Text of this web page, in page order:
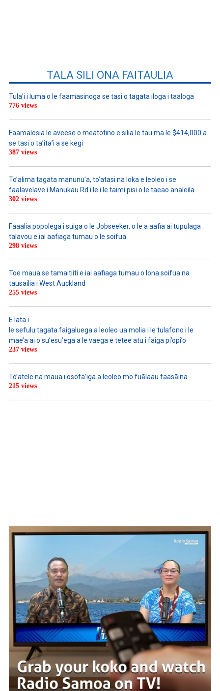
TALA SILI ONA FAITAULIA
Tula’i i luma o le faamasinoga se tasi o tagata iloga i taaloga
776 views
Faamalosia le aveese o meatotino e silia le tau ma le $414,000 a
se tasi o ta’ita’i a se kegi
387 views
To’alima tagata manunu’a, to’atasi na loka e leoleo i se
faalavelave i Manukau Rd i le i le taimi pisi o le taeao analeila
302 views
Faaalia popolega i suiga o le Jobseeker, o le a aafia ai tupulaga
talavou e iai aafiaga tumau o le soifua
298 views
Toe maua se tamaitiiti e iai aafiaga tumau o lona soifua na
tausailia i West Auckland
255 views
E lata i
le sefulu tagata faigaluega a leoleo ua molia i le tulafono i le
mae’a ai o su’esu’ega a le vaega e tetee atu i faiga pi’opi’o
237 views
To’atele na maua i osofa’iga a leoleo mo fuālaau faasāina
215 views